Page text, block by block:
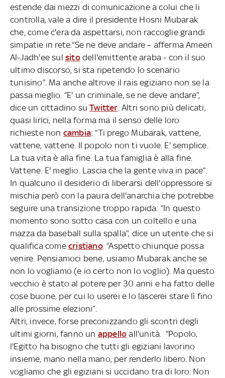
estende dai mezzi di comunicazione a colui che li
controlla, vale a dire il presidente Hosni Mubarak
che, come c'era da aspettarsi, non raccoglie grandi
simpatie in rete.“Se ne deve andare – afferma Ameen
Al-Jadh'ee sul sitodell'emittente araba - con il suo
ultimo discorso, si sta ripetendo lo scenario
tunisino”. Ma anche altrove il rais egiziano non se la
passa meglio. “E' un criminale, se ne deve andare”,
dice un cittadino suTwitter . Altri sono più delicati,
quasi lirici, nella forma ma il senso delle loro
richieste non cambia: “Ti prego Mubarak, vattene,
vattene, vattene. Il popolo non ti vuole. E' semplice.
La tua vita è alla fine. La tua famiglia è alla fine.
Vattene. E' meglio. Lascia che la gente viva in pace”.
In qualcuno il desiderio di liberarsi dell'oppressore si
mischia però con la paura dell'anarchia che potrebbe
seguire una transizione troppo rapida: “In questo
momento sono sotto casa con un coltello e una
mazza da baseball sulla spalla”, dice un utente che si
qualifica come cristiano. “Aspetto chiunque possa
venire. Pensiamoci bene, usiamo Mubarak anche se
non lo vogliamo (e io certo non lo voglio). Ma questo
vecchio è stato al potere per 30 anni e ha fatto delle
cose buone, per cui lo userei e lo lascerei stare lì fino
alle prossime elezioni”.
Altri, invece, forse preconizzando gli scontri degli
ultimi giorni, fanno un appello all'unità. “Popolo,
l'Egitto ha bisogno che tutti gli egiziani lavorino
insieme, mano nella mano, per renderlo libero. Non
vogliamo che gli egiziani si uccidano tra di loro. Non